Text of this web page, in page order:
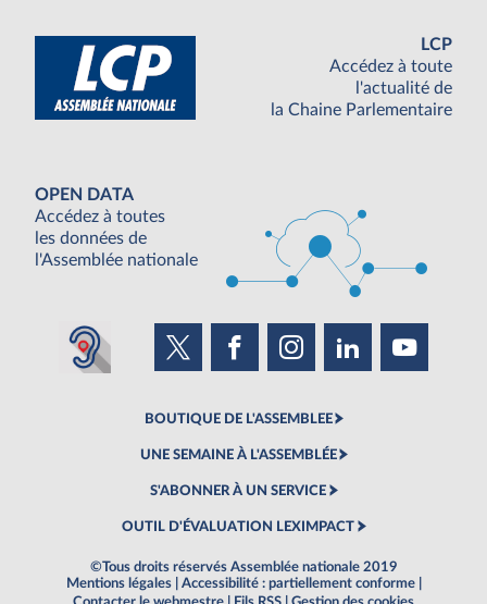
LCP
Accédez à toute
l'actualité de
la Chaine Parlementaire
OPEN DATA
Accédez à toutes
les données de
l'Assemblée nationale
BOUTIQUE DE L'ASSEMBLEE
UNE SEMAINE À L'ASSEMBLÉE
S'ABONNER À UN SERVICE
OUTIL D'ÉVALUATION LEXIMPACT
©Tous droits réservés Assemblée nationale 2019
Mentions légales
Accessibilité : partiellement conforme